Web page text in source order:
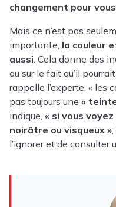
changement pour vous
Mais ce n’est pas
importante, la couleur
aussi. Cela donne des
ou sur le fait qu’il
rappelle l’experte, « les
pas toujours une «
indique, « si vous
noirâtre ou visqueux »
l’ignorer et de consulter